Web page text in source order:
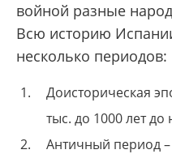
войной разные
Всю историю
несколько периодов:
Доисторическая
тыс. до 1000 лет до
Античный период –